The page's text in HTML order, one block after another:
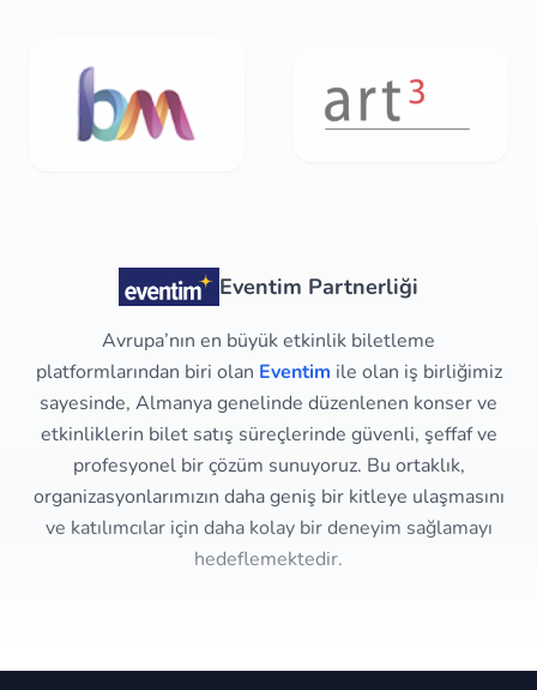
Eventim Partnerliği
Avrupa’nın en büyük etkinlik biletleme
platformlarından biri olan Eventim ile olan iş birliğimiz
sayesinde, Almanya genelinde düzenlenen konser ve
etkinliklerin bilet satış süreçlerinde güvenli, şeffaf ve
profesyonel bir çözüm sunuyoruz. Bu ortaklık,
organizasyonlarımızın daha geniş bir kitleye ulaşmasını
ve katılımcılar için daha kolay bir deneyim sağlamayı
hedeflemektedir.